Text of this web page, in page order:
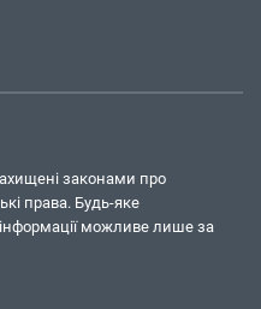
законами про
права. Будь-яке
можливе лише за